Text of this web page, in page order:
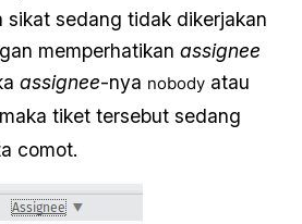
sikat sedang tidak dikerjakan
memperhatikanassignee
assignee-nya nobody atau
tiket tersebut sedang
comot.